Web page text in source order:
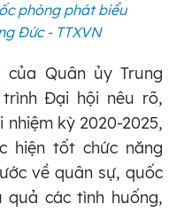
phòng phát biểu
Đức - TTXVN
Quân ủy Trung
trình Đại hội nêu rõ,
kỳ 2020-2025,
hiện tốt chức năng
về quân sự, quốc
quả các tình huống,